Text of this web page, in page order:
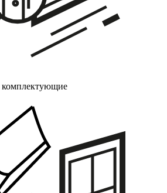
комплектующие